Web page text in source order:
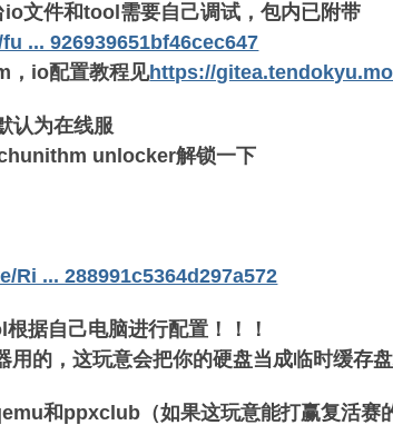
文件和tool需要自己调试，包内已附带
... 926939651bf46cec647
，io配置教程见https://
认为在线服
unlocker解锁一下
... 288991c5364d297a572
据自己电脑进行配置！！！
的，这玩意会把你的硬盘当成临时缓存
和ppxclub（如果这玩意能打赢复活赛